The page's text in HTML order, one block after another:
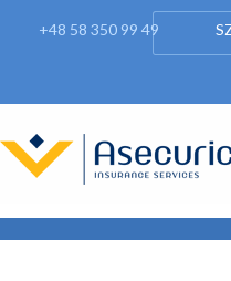
+48 58 350 99 49